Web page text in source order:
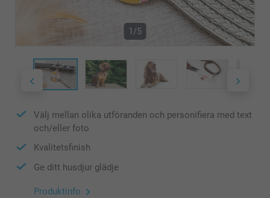
1/5
Välj mellan olika utföranden och personifiera med text
och/eller foto
Kvalitetsfinish
Ge ditt husdjur glädje
Produktinfo